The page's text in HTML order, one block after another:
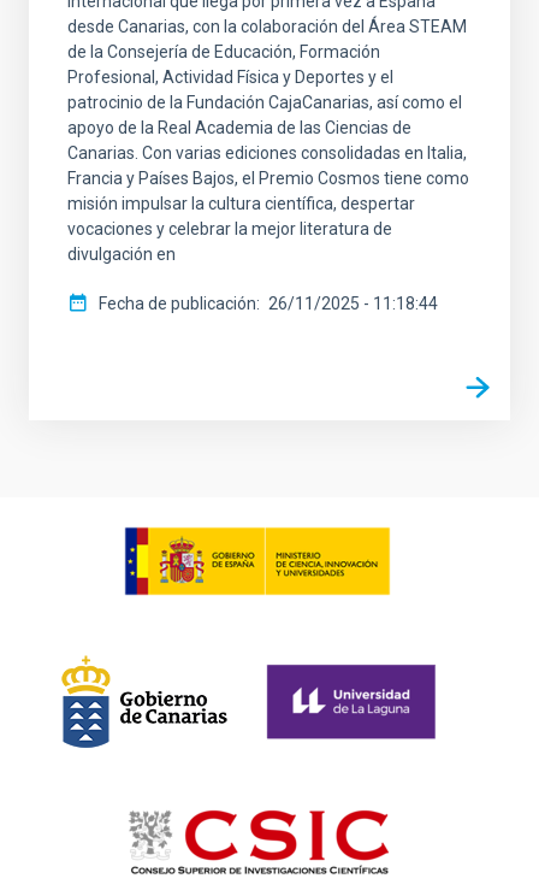
desde Canarias, con la colaboración del Área STEAM
de la Consejería de Educación, Formación
Profesional, Actividad Física y Deportes y el
patrocinio de la Fundación CajaCanarias, así como el
apoyo de la Real Academia de las Ciencias de
Canarias. Con varias ediciones consolidadas en Italia,
Francia y Países Bajos, el Premio Cosmos tiene como
misión impulsar la cultura científica, despertar
vocaciones y celebrar la mejor literatura de
divulgación en
Fecha de publicación 26/11/2025 - 11:18:44